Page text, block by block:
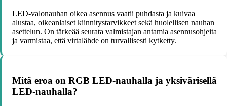
LED-valonauhan oikea asennus vaatii puhdasta ja kuivaa
alustaa, oikeanlaiset kiinnitystarvikkeet sekä huolellisen nauhan
asettelun. On tärkeää seurata valmistajan antamia asennusohjeita
ja varmistaa, että virtalähde on turvallisesti kytketty.
Mitä eroa on RGB LED-nauhalla ja yksivärisellä
LED-nauhalla?